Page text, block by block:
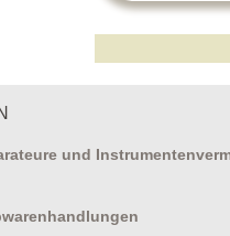
und